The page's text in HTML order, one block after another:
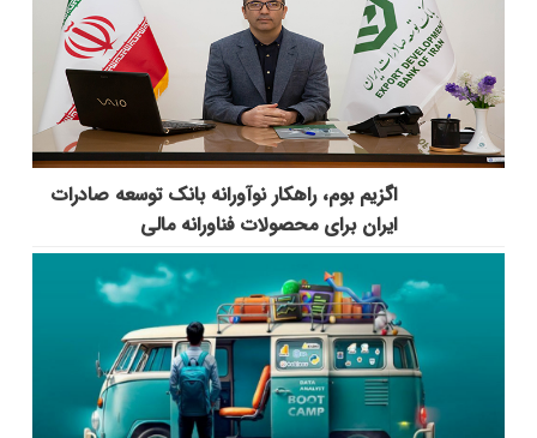
اگزیم بوم، راهکار نوآورانه بانک توسعه صادرات
ایران برای محصولات فناورانه مالی